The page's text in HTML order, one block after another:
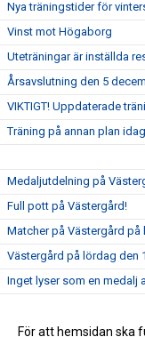
Nya träningstider för
Vinst mot Högaborg
Uteträningar är inställda
Årsavslutning den 5
VIKTIGT! Uppdaterade
Träning på annan plan
Medaljutdelning på
Full pott på Västergård!
Matcher på Västergård på
Västergård på lördag den
Inget lyser som en medalj
San Siro cupen på Råå
För att hemsidan ska